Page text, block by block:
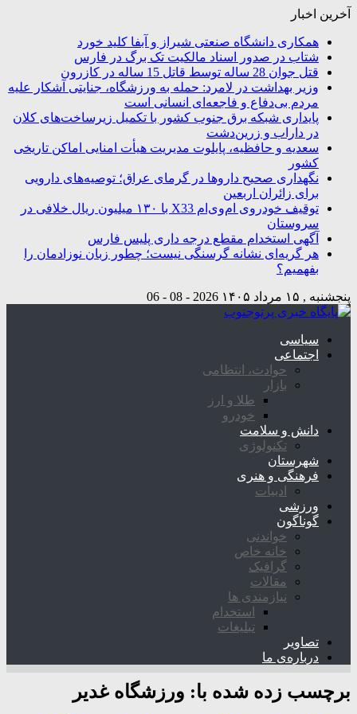
آخرین اخبار
همکاری دانشگاه صنعتی شیراز و آبفا کلید خورد
شتاب در صدور اسناد مالکیت تک برگ در فارس
قتل جوان 28 ساله توسط قاتل 15 ساله در کازرون
وزیر بهداشت در لامرد: حمله به ورزشگاه، جنایتی آشکار علیه
مردم بی‌دفاع و فاجعه‌ای انسانی است
پایداری شبکه برق جنوب کشور با تکمیل زیرساخت‌های کلان
در داراب و زرین‌دشت
سعدیه و حافظیه، پایلوت مدیریت هیأت امنایی اماکن تاریخی
کشور
نگهداری صحیح داروها در گرمای عراق؛ توصیه‌های دارویی
برای زائران اربعین
توقیف خودروی ام‌وی‌ام X33 با ۱۳۰ میلیون ریال خلافی در
سروستان
آگهی استخدام مقطع درجه داری پلیس فارس
هر گریه‌ای نشانه گرسنگی نیست؛ چطور زبان نوزادمان را
بفهمیم؟
پنجشنبه , ۱۵ مرداد ۱۴۰۵ 2026 - 08 - 06
سیاسی
اجتماعی
حوادث، انتظامی
بازار
طلا و ارز
خودرو
دانش و سلامت
تکنولوژی
شهرستان
فرهنگی و هنری
ادبیات
ورزشی
گوناگون
خواندنی
خانه خاص
گرافیک
مقالات
نیازمندی ها
استخدام
تبلیغات
تصاویر
درباره‌ی ما
برچسب زده شده با: ورزشگاه غدیر